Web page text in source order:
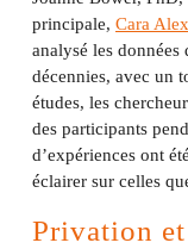
principale, Cara
analysé les données
décennies, avec un
études, les
des participants
d’expériences ont
éclairer sur celles
Privation